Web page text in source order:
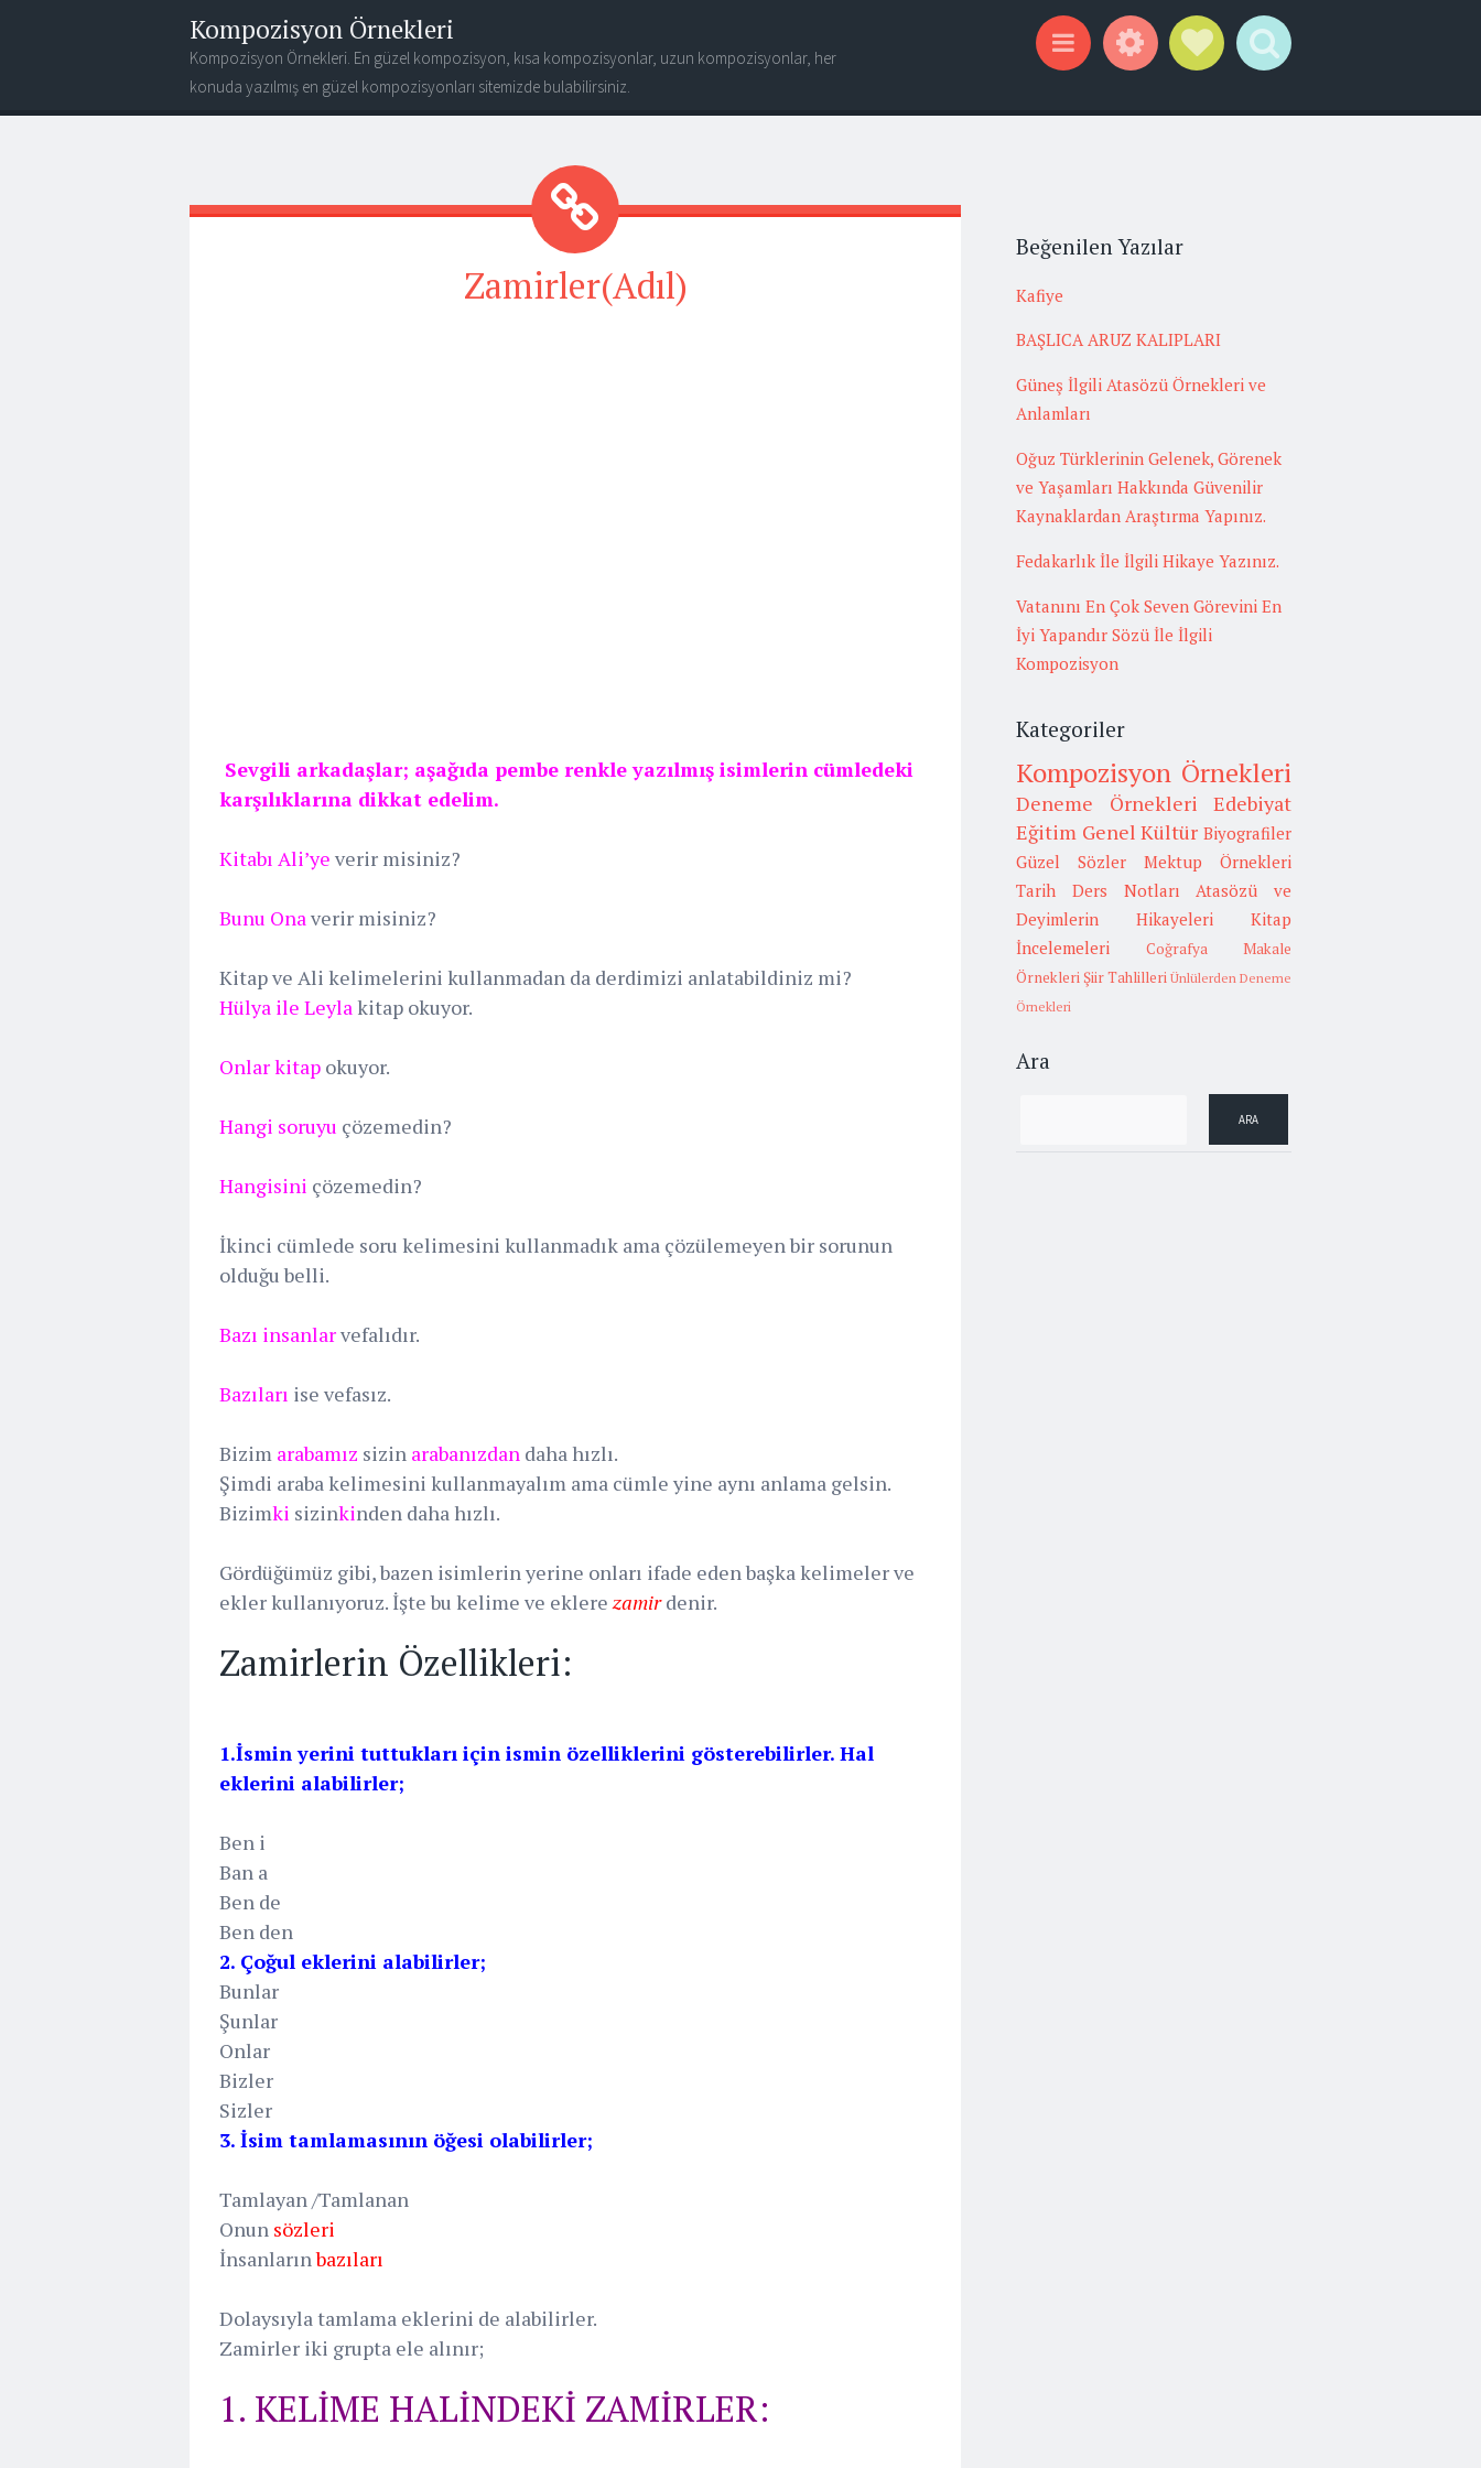
Kompozisyon Örnekleri
Kompozisyon Örnekleri. En güzel kompozisyon, kısa kompozisyonlar, uzun kompozisyonlar, her
konuda yazılmış en güzel kompozisyonları sitemizde bulabilirsiniz.
Zamirler(Adıl)
Sevgili arkadaşlar; aşağıda pembe renkle yazılmış isimlerin cümledeki
karşılıklarına dikkat edelim.
Kitabı Ali’ye verir misiniz?
Bunu Onaverir misiniz?
Kitap ve Ali kelimelerini kullanmadan da derdimizi anlatabildiniz mi?
Hülya ile Leylakitap okuyor.
Onlar kitap okuyor.
Hangi soruyu çözemedin?
Hangisini çözemedin?
İkinci cümlede soru kelimesini kullanmadık ama çözülemeyen bir sorunun
olduğu belli.
Bazı insanlarvefalıdır.
Bazıları ise vefasız.
Bizim arabamız sizin arabanızdan daha hızlı.
Şimdi araba kelimesini kullanmayalım ama cümle yine aynı anlama gelsin.
Bizimki sizinkinden daha hızlı.
Gördüğümüz gibi, bazen isimlerin yerine onları ifade eden başka kelimeler ve
ekler kullanıyoruz. İşte bu kelime ve eklerezamir denir.
Zamirlerin Özellikleri:
1.İsmin yerini tuttukları için ismin özelliklerini gösterebilirler. Hal
eklerini alabilirler;
Ben i
Ban a
Ben de
Ben den
2. Çoğul eklerini alabilirler;
Bunlar
Şunlar
Onlar
Bizler
Sizler
3. İsim tamlamasının öğesi olabilirler;
Tamlayan /Tamlanan
Onun sözleri
İnsanlarınbazıları
Dolaysıyla tamlama eklerini de alabilirler.
Zamirler iki grupta ele alınır;
1. KELİME HALİNDEKİ ZAMİRLER:
Beğenilen Yazılar
Kafiye
BAŞLICA ARUZ KALIPLARI
Güneş İlgili Atasözü Örnekleri ve
Anlamları
Oğuz Türklerinin Gelenek, Görenek
ve Yaşamları Hakkında Güvenilir
Kaynaklardan Araştırma Yapınız.
Fedakarlık İle İlgili Hikaye Yazınız.
Vatanını En Çok Seven Görevini En
İyi Yapandır Sözü İle İlgili
Kompozisyon
Kategoriler
Kompozisyon Örnekleri
Deneme Örnekleri
Edebiyat
Eğitim Genel Kültür Biyografiler
Güzel Sözler
Mektup Örnekleri
Tarih
Ders Notları
Atasözü ve
Deyimlerin Hikayeleri
Kitap
İncelemeleri
Coğrafya
Makale
Örnekleri Şiir Tahlilleri Ünlülerden Deneme
Örnekleri
Ara